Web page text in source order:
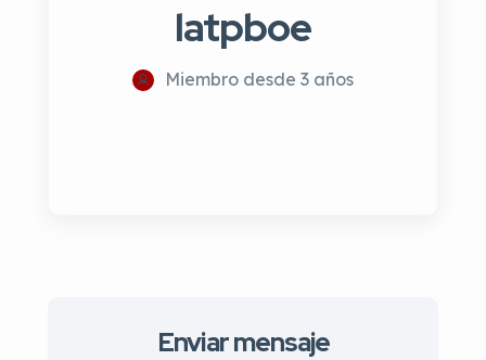
latpboe
Miembro desde 3 años
Enviar mensaje